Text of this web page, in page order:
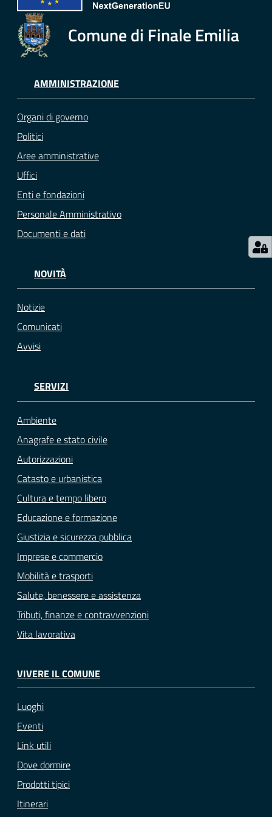
Sportello
Tutti
gli
argomenti...
Seguici
su
Comune di Finale Emilia
AMMINISTRAZIONE
Organi di governo
Politici
Aree amministrative
Uffici
Enti e fondazioni
Personale Amministrativo
Documenti e dati
NOVITÀ
Notizie
Comunicati
Avvisi
SERVIZI
Ambiente
Anagrafe e stato civile
Autorizzazioni
Catasto e urbanistica
Cultura e tempo libero
Educazione e formazione
Giustizia e sicurezza pubblica
Imprese e commercio
Mobilità e trasporti
Salute, benessere e assistenza
Tributi, finanze e contravvenzioni
Vita lavorativa
VIVERE IL COMUNE
Luoghi
Eventi
Link utili
Dove dormire
Prodotti tipici
Itinerari